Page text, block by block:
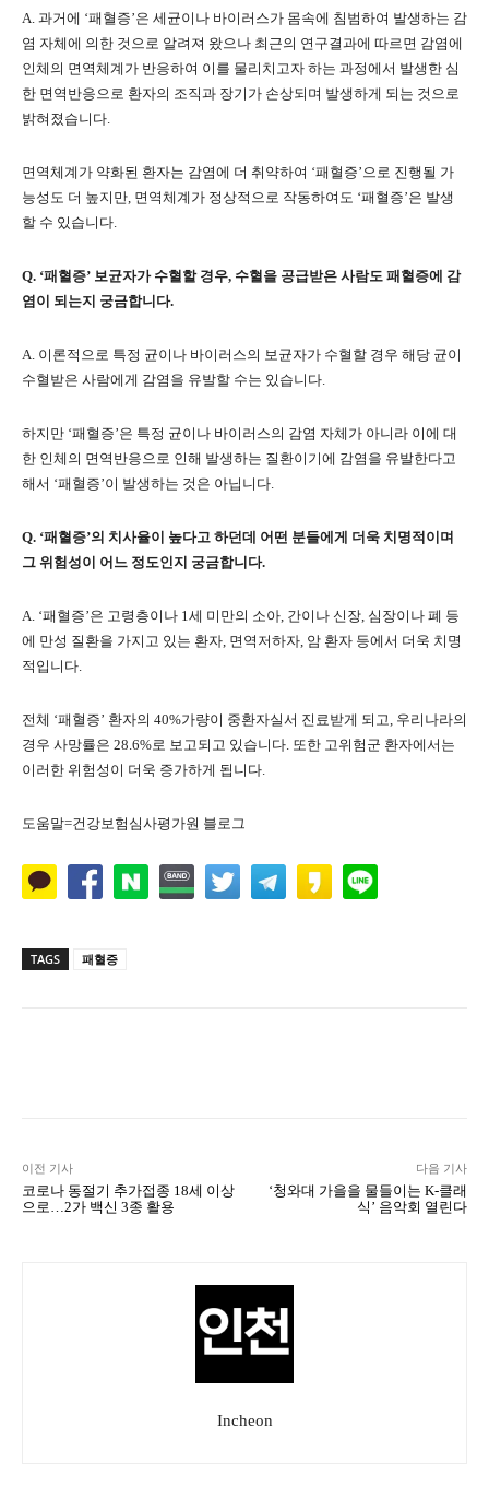
A. 과거에 ‘패혈증’은 세균이나 바이러스가 몸속에 침범하여 발생하는 감
염 자체에 의한 것으로 알려져 왔으나 최근의 연구결과에 따르면 감염에
인체의 면역체계가 반응하여 이를 물리치고자 하는 과정에서 발생한 심
한 면역반응으로 환자의 조직과 장기가 손상되며 발생하게 되는 것으로
밝혀졌습니다.
면역체계가 약화된 환자는 감염에 더 취약하여 ‘패혈증’으로 진행될 가
능성도 더 높지만, 면역체계가 정상적으로 작동하여도 ‘패혈증’은 발생
할 수 있습니다.
Q. ‘패혈증’ 보균자가 수혈할 경우, 수혈을 공급받은 사람도 패혈증에 감
염이 되는지 궁금합니다.
A. 이론적으로 특정 균이나 바이러스의 보균자가 수혈할 경우 해당 균이
수혈받은 사람에게 감염을 유발할 수는 있습니다.
하지만 ‘패혈증’은 특정 균이나 바이러스의 감염 자체가 아니라 이에 대
한 인체의 면역반응으로 인해 발생하는 질환이기에 감염을 유발한다고
해서 ‘패혈증’이 발생하는 것은 아닙니다.
Q. ‘패혈증’의 치사율이 높다고 하던데 어떤 분들에게 더욱 치명적이며
그 위험성이 어느 정도인지 궁금합니다.
A. ‘패혈증’은 고령층이나 1세 미만의 소아, 간이나 신장, 심장이나 폐 등
에 만성 질환을 가지고 있는 환자, 면역저하자, 암 환자 등에서 더욱 치명
적입니다.
전체 ‘패혈증’ 환자의 40%가량이 중환자실서 진료받게 되고, 우리나라의
경우 사망률은 28.6%로 보고되고 있습니다. 또한 고위험군 환자에서는
이러한 위험성이 더욱 증가하게 됩니다.
도움말=건강보험심사평가원 블로그
TAGS 패혈증
이전 기사
코로나 동절기 추가접종 18세 이상
으로…2가 백신 3종 활용
다음 기사
‘청와대 가을을 물들이는 K-클래
식’ 음악회 열린다
Incheon